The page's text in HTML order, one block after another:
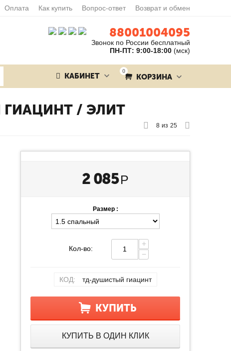
Оплата Как купить Вопрос-ответ Возврат и обмен
88001004095
Звонок по России бесплатный
ПН-ПТ: 9:00-18:00 (мск)
0
КОРЗИНА
КАБИНЕТ
/ ЭЛИТ
8 из 25
2 085 Р
Размер :
Кол-во:
+
−
КОД: тд-душистый гиацинт
КУПИТЬ
КУПИТЬ В ОДИН КЛИК